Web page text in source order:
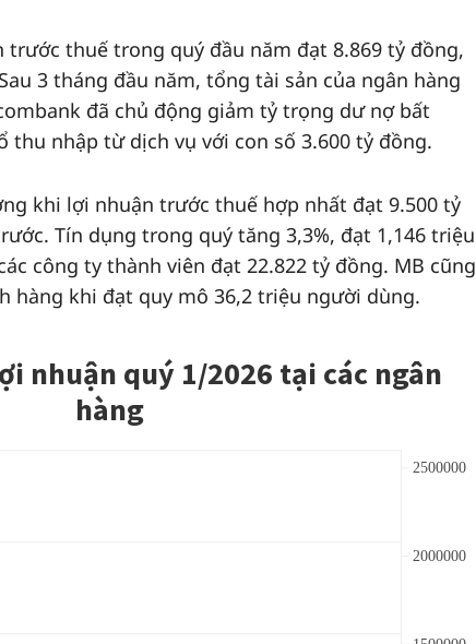
thuế trong quý đầu năm đạt 8.869 tỷ đồng,
3 tháng đầu năm, tổng tài sản của ngân hàng
đã chủ động giảm tỷ trọng dư nợ bất
thu nhập từ dịch vụ với con số 3.600 tỷ đồng.
khi lợi nhuận trước thuế hợp nhất đạt 9.500 tỷ
Tín dụng trong quý tăng 3,3%, đạt 1,146 triệu
công ty thành viên đạt 22.822 tỷ đồng. MB cũng
hàng khi đạt quy mô 36,2 triệu người dùng.